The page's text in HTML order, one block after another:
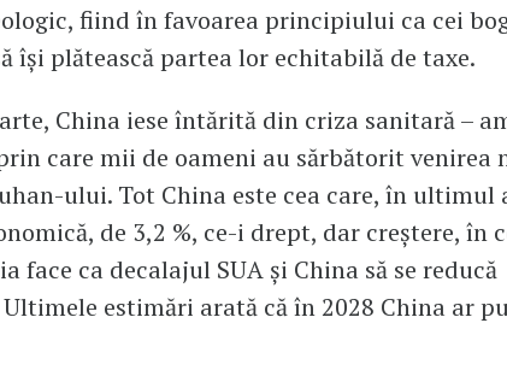
fiind în favoarea principiului ca cei
își plătească partea lor echitabilă de taxe.
China iese întărită din criza sanitară –
care mii de oameni au sărbătorit venirea
ului. Tot China este cea care, în ultimul
de 3,2 %, ce-i drept, dar creștere, în
face ca decalajul SUA și China să se reducă
estimări arată că în 2028 China ar